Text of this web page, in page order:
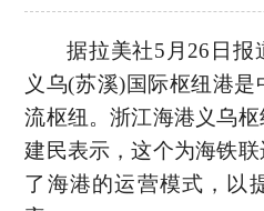
据拉美社5月26日报
义乌(苏溪)国际枢纽港
流枢纽。浙江海港义乌
建民表示，这个为海铁
了海港的运营模式，以